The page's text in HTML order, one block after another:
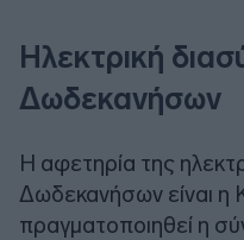
Ηλεκτρική
Δωδεκανήσων
Η αφετηρία της
Δωδεκανήσων είναι η
πραγματοποιηθεί η